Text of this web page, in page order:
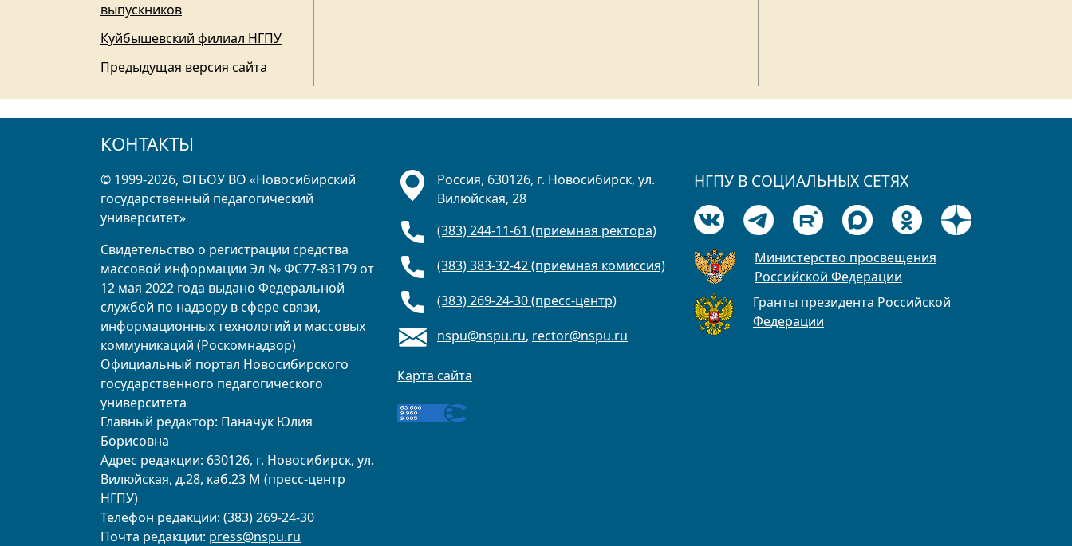
выпускников
Куйбышевский филиал НГПУ
Предыдущая версия сайта
КОНТАКТЫ
© 1999-2026, ФГБОУ ВО «Новосибирский
государственный педагогический
университет»
Свидетельство о регистрации средства
массовой информации Эл № ФС77-83179 от
12 мая 2022 года выдано Федеральной
службой по надзору в сфере связи,
информационных технологий и массовых
коммуникаций (Роскомнадзор)
Официальный портал Новосибирского
государственного педагогического
университета
Главный редактор: Паначук Юлия
Борисовна
Адрес редакции: 630126, г. Новосибирск, ул.
Вилюйская, д.28, каб.23 М (пресс-центр
НГПУ)
Телефон редакции: (383) 269-24-30
Почта редакции: press@nspu.ru
Россия, 630126, г. Новосибирск, ул.
Вилюйская, 28
(383) 244-11-61 (приёмная ректора)
(383) 383-32-42 (приёмная комиссия)
(383) 269-24-30 (пресс-центр)
nspu@nspu.ru, rector@nspu.ru
Карта сайта
НГПУ В СОЦИАЛЬНЫХ СЕТЯХ
Министерство просвещения
Российской Федерации
Гранты президента Российской
Федерации